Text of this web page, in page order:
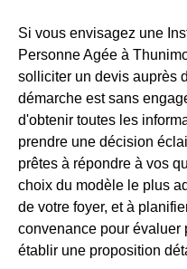
Si vous envisagez une
Personne Agée à
solliciter un devis auprès
démarche est sans
d'obtenir toutes les
prendre une décision
prêtes à répondre à vos
choix du modèle le plus
de votre foyer, et à
convenance pour évaluer
établir une proposition